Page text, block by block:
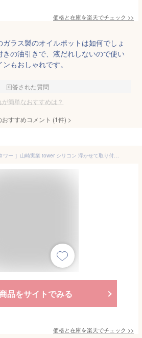
価格と在庫を楽天でチェック >>
ラス製のオイルポットは如何でしょ
きの油引きで、液だれしないので使い
もおしゃれです。
回答された質問
簡単なおすすめは？
すすめコメント (1件) >
［ マグネット油引き タワー ］山崎実業 tower シリコン 浮かせて取り付け シリコーン キッチンツール 調理器具 オイルブラシ 油ひき ハケ ブラシ 磁石 料理 シンプル 北欧 おしゃれ yamazaki 公式 モノトーン ブラック ホワイト 1676 1677【送料無料】
品をサイトでみる
価格と在庫を楽天でチェック >>